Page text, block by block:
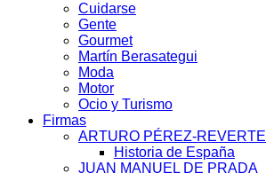
Cuidarse
Gente
Gourmet
Martín Berasategui
Moda
Motor
Ocio y Turismo
Firmas
ARTURO PÉREZ-REVERTE
Historia de España
JUAN MANUEL DE PRADA